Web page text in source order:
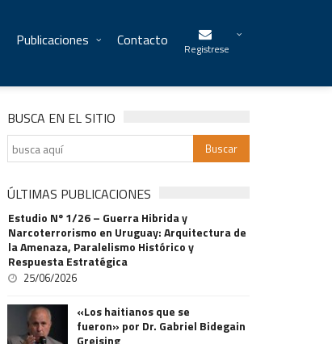
Publicaciones Contacto Registrese
BUSCA EN EL SITIO
ÚLTIMAS PUBLICACIONES
Estudio Nº 1/26 – Guerra Hibrida y
Narcoterrorismo en Uruguay: Arquitectura de
la Amenaza, Paralelismo Histórico y
Respuesta Estratégica
25/06/2026
«Los haitianos que se
fueron» por Dr. Gabriel Bidegain
Greising